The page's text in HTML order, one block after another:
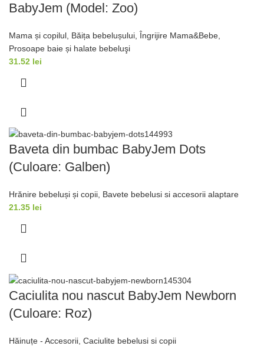
BabyJem (Model: Zoo)
Mama și copilul Băița bebelușului Îngrijire Mama&Bebe
Prosoape baie și halate bebeluşi
31.52 lei
Baveta din bumbac BabyJem Dots
(Culoare: Galben)
Hrănire bebeluși și copii, Bavete bebelusi si accesorii alaptare
21.35 lei
Caciulita nou nascut BabyJem Newborn
(Culoare: Roz)
Hăinuțe - Accesorii Caciulite bebelusi si copii